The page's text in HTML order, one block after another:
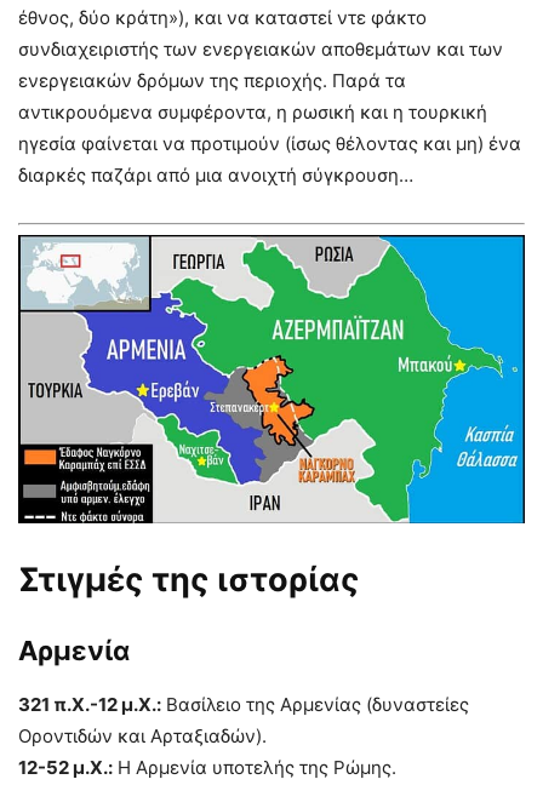
έθνος, δύο κράτη»), και να καταστεί ντε φάκτο
συνδιαχειριστής των ενεργειακών αποθεμάτων και των
ενεργειακών δρόμων της περιοχής. Παρά τα
αντικρουόμενα συμφέροντα, η ρωσική και η τουρκική
ηγεσία φαίνεται να προτιμούν (ίσως θέλοντας και μη) ένα
διαρκές παζάρι από μια ανοιχτή σύγκρουση…
Στιγμές της ιστορίας
Αρμενία
321 π.Χ.-12 μ.Χ.: Βασίλειο της Αρμενίας (δυναστείες
Οροντιδών και Αρταξιαδών).
12-52 μ.Χ.: Η Αρμενία υποτελής της Ρώμης.